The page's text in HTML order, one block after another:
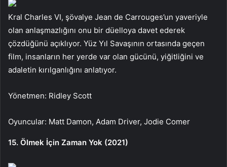
Kral Charles VI, şövalye Jean de Carrouges’un yaveriyle
olan anlaşmazlığını onu bir düelloya davet ederek
çözdüğünü açıklıyor. Yüz Yıl Savaşının ortasında geçen
film, insanların her yerde var olan gücünü, yiğitliğini ve
adaletin kırılganlığını anlatıyor.
Yönetmen: Ridley Scott
Oyuncular: Matt Damon, Adam Driver, Jodie Comer
15. Ölmek İçin Zaman Yok (2021)